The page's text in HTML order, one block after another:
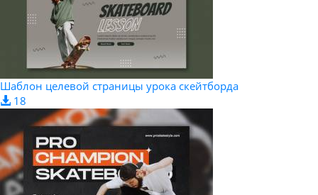
Шаблон целевой страницы урока скейтборда
18